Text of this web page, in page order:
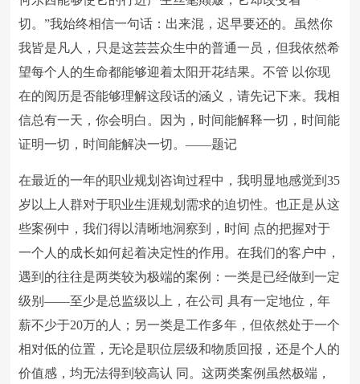
切。”我始终相信一句话：出来混，迟早要还的。虽然你
我皆是凡人，只是这芸芸众生中的普通一员，但我依然希
望每个人的生命都能够迎着太阳开花结果。不管 以你现
在的阅历是否能够理解这段话的涵义，请先记下来。我相
信总有一天，你会明白。因为，时间能解释一切，时间能
证明一切，时间能解决一切。——题记
在最近的一年的职业规划咨询过程中，我明显地感觉到35
岁以上人群对于职业生涯规划需求的迫切性。也正是从这
些案例中，我们得以清晰地洞察到，时间 点的把握对于
一个人的成长如何起着决定性的作用。在我们的客户中，
遇到的往往是两类较为极端的案例：一类是已经做到一定
级别——至少是总监级以上，在公司 具有一定地位，年
薪不少于20万的人；另一类是工作多年，但依然处于一个
相对低的位置，无论是职位层级和物质回报，还是个人的
价值感，均无法得到较高认 同。这两类案例虽然极端，